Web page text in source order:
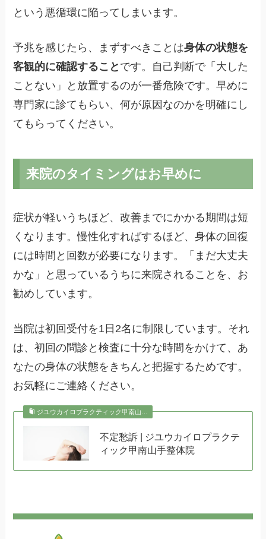
という悪循環に陥ってしまいます。
予兆を感じたら、まずすべきことは身体の状態を
客観的に確認すること です。自己判断で「大した
ことない」と放置するのが一番危険です。早めに
専門家に診てもらい、何が原因なのかを明確にし
てもらってください。
来院のタイミングはお早めに
症状が軽いうちほど、改善までにかかる期間は短
くなります。慢性化すればするほど、身体の回復
には時間と回数が必要になります。「まだ大丈夫
かな」と思っているうちに来院されることを、お
勧めしています。
当院は初回受付を1日2名に制限しています。それ
は、初回の問診と検査に十分な時間をかけて、あ
なたの身体の状態をきちんと把握するためです。
お気軽にご連絡ください。
ジユウカイロプラクティック甲南山…
不定愁訴 | ジユウカイロプラクテ
ィック甲南山手整体院